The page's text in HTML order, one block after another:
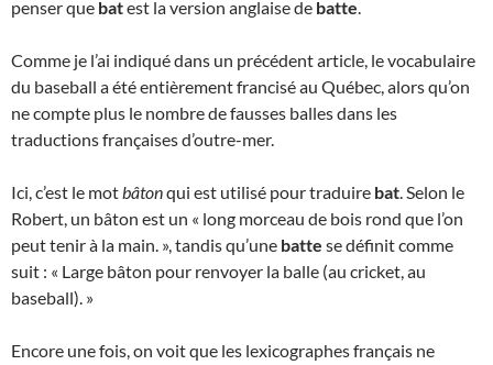
penser que batest la version anglaise de batte.
Comme je l’ai indiqué dans un précédent article, le vocabulaire
du baseball a été entièrement francisé au Québec, alors qu’on
ne compte plus le nombre de fausses balles dans les
traductions françaises d’outre-mer.
Ici, c’est le motbâtonqui est utilisé pour traduire bat. Selon le
Robert, un bâton est un « long morceau de bois rond que l’on
peut tenir à la main. », tandis qu’une batte se définit comme
suit : « Large bâton pour renvoyer la balle (au cricket, au
baseball). »
Encore une fois, on voit que les lexicographes français ne